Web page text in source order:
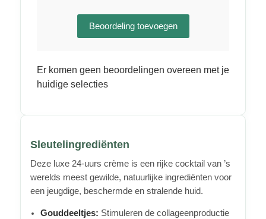
Beoordeling toevoegen
Er komen geen beoordelingen overeen met je
huidige selecties
Sleutelingrediënten
Deze luxe 24-uurs crème is een rijke cocktail van ’s
werelds meest gewilde, natuurlijke ingrediënten voor
een jeugdige, beschermde en stralende huid.
Gouddeeltjes: Stimuleren de collageenproductie